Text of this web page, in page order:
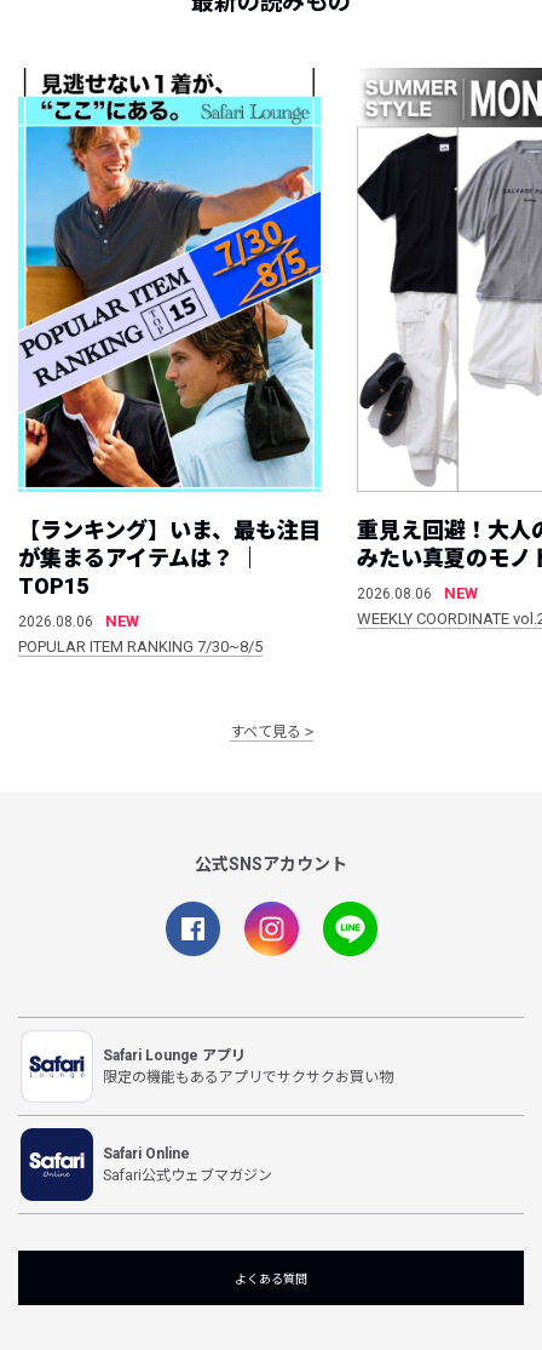
【ランキング】いま、最も注目
が集まるアイテムは？ ｜
TOP15
2026.08.06
NEW
POPULAR ITEM RANKING 7/30~8/5
重見え回避！大人
みたい真夏のモノ
2026.08.06
NEW
WEEKLY COORDINATE
すべて見る
公式SNSアカウント
Safari Lounge アプリ
限定の機能もあるアプリでサクサクお買い物
Safari Online
Safari公式ウェブマガジン
よくある質問